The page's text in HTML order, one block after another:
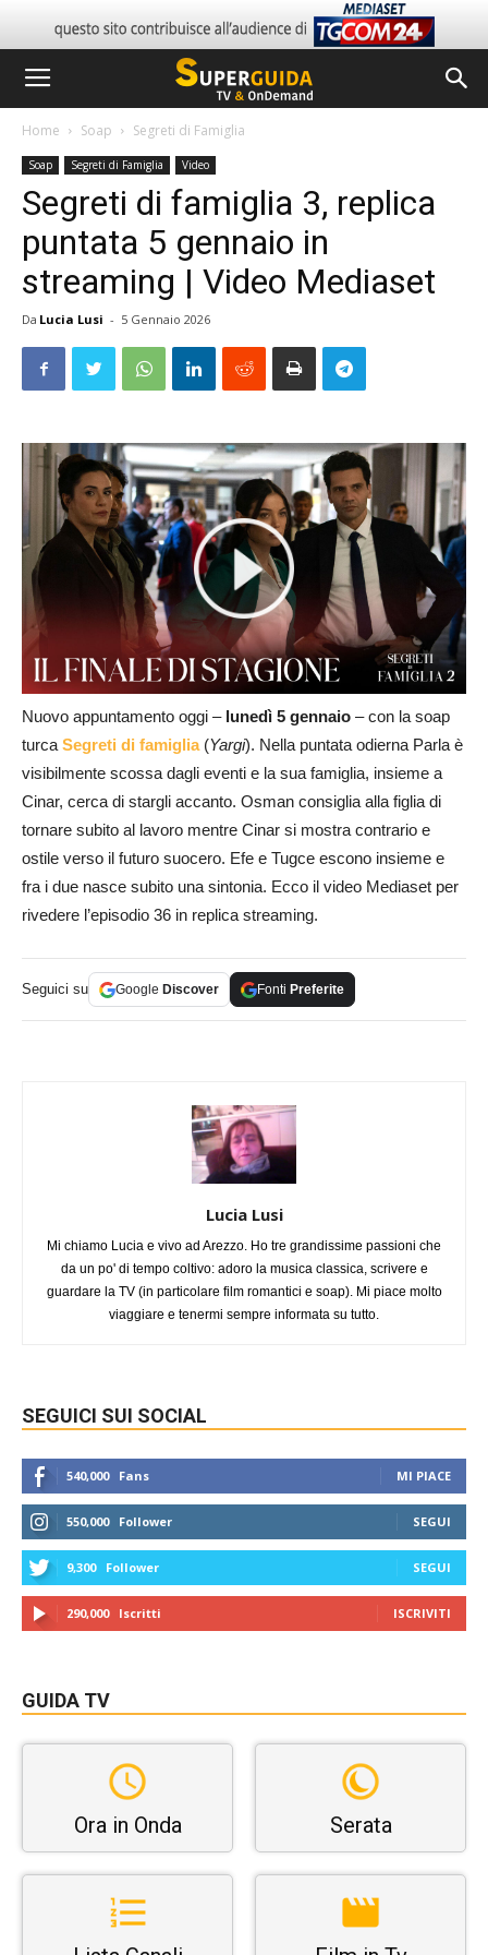
Home Soap Segreti di Famiglia
Soap Segreti di Famiglia Video
Segreti di famiglia 3, replica
puntata 5 gennaio in
streaming | Video Mediaset
Da Lucia Lusi - 5 Gennaio 2026
Nuovo appuntamento oggi – lunedì 5 gennaio – con la soap
turcaSegreti di famiglia (Yargi). Nella puntata odierna Parla è
visibilmente scossa dagli eventi e la sua famiglia, insieme a
Cinar, cerca di stargli accanto. Osman consiglia alla figlia di
tornare subito al lavoro mentre Cinar si mostra contrario e
ostile verso il futuro suocero. Efe e Tugce escono insieme e
fra i due nasce subito una sintonia. Ecco il video Mediaset per
rivedere l’episodio 36 in replica streaming.
Seguici su Google Discover Fonti Preferite
Lucia Lusi
Mi chiamo Lucia e vivo ad Arezzo. Ho tre grandissime passioni che
da un po' di tempo coltivo: adoro la musica classica, scrivere e
guardare la TV (in particolare film romantici e soap). Mi piace molto
viaggiare e tenermi sempre informata su tutto.
SEGUICI SUI SOCIAL
540,000 Fans MI PIACE
550,000 Follower SEGUI
9,300 Follower SEGUI
290,000 Iscritti ISCRIVITI
GUIDA TV
Ora in Onda Serata